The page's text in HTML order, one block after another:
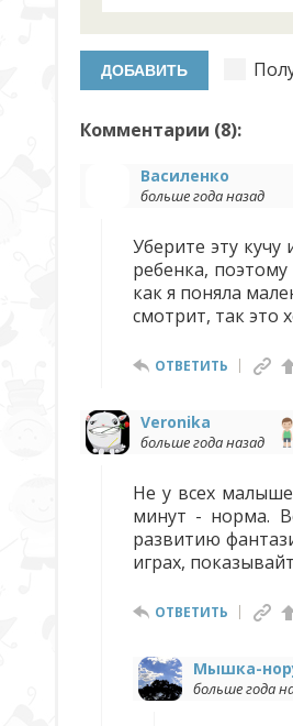
Комментарии (8):
Василенко
больше года назад
Уберите эту
ребенка,
как я поняла
смотрит, так это
ОТВЕТИТЬ
Veronika
больше года назад
Не у всех
минут - норма.
развитию
играх,
ОТВЕТИТЬ
Мышка-
больше года